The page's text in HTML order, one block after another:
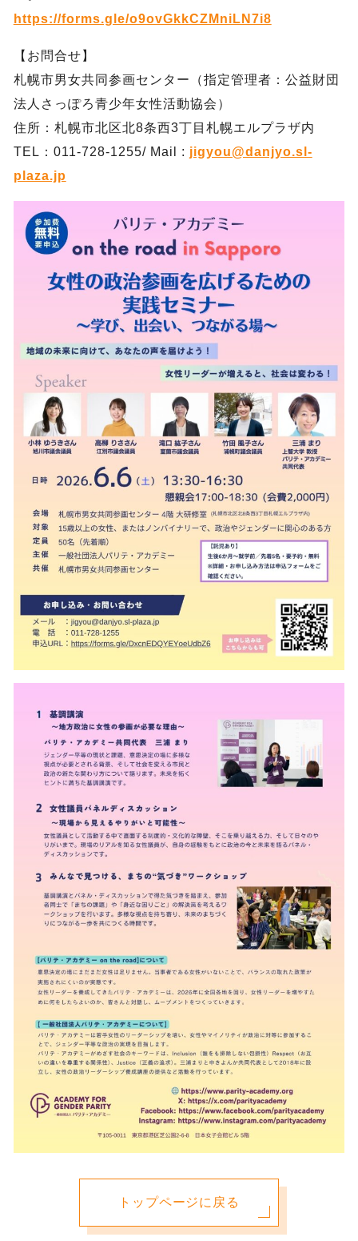
https://forms.gle/o9ovGkkCZMniLN7i8
【お問合せ】
札幌市男女共同参画センター（指定管理者：公益財団
法人さっぽろ青少年女性活動協会）
住所：札幌市北区北8条西3丁目札幌エルプラザ内
TEL：011-728-1255/ Mail : jigyou@danjyo.sl-
plaza.jp
トップページに戻る